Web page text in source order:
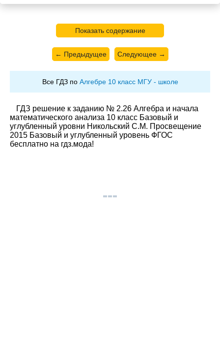
Показать содержание
← Предыдущее Следующее →
Все ГДЗ по Алгебре 10 класс МГУ - школе
ГДЗ решение к заданию № 2.26 Алгебра и начала
математического анализа 10 класс Базовый и
углубленный уровни Никольский С.М. Просвещение
2015 Базовый и углубленный уровень ФГОС
бесплатно на гдз.мода!